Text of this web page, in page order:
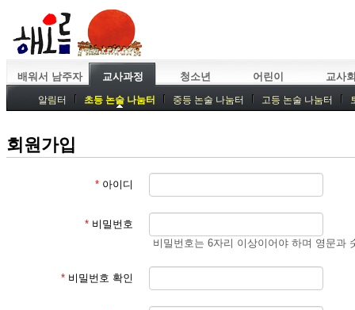
배워서 남주자 교사과정 청소년 어린이 교사
알림터 초등 논술 나눔터 중등 논술 나눔터 고등 논술 나눔터
회원가입
* 아이디
* 비밀번호
비밀번호는 6자리 이상이어야 하며 영문과
* 비밀번호 확인